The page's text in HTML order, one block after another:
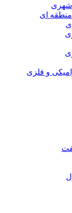
شهری
منطقه ای
و فلزی